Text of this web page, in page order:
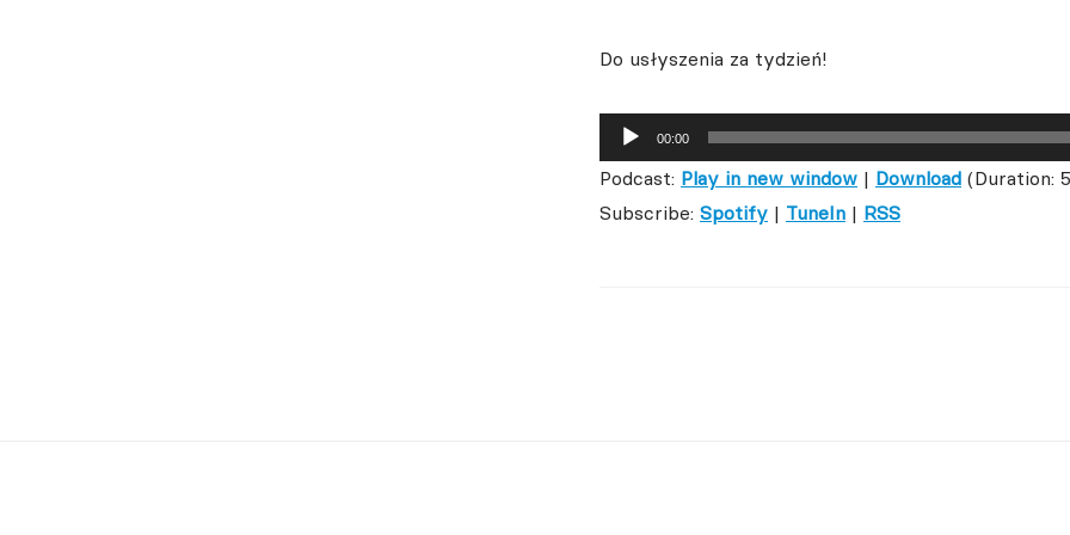
Do usłyszenia za tydzień!
Odtwarzacz
plików
dźwiękowych
00:00
Podcast: Play in new window | Download (Duration:
Subscribe: Spotify | TuneIn | RSS